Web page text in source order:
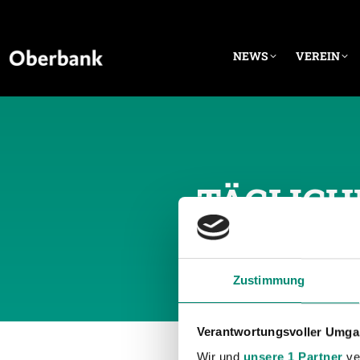
Zustimmung
Verantwortungsvoller
Wir und unsere 1 Partner
NEWS VEREIN